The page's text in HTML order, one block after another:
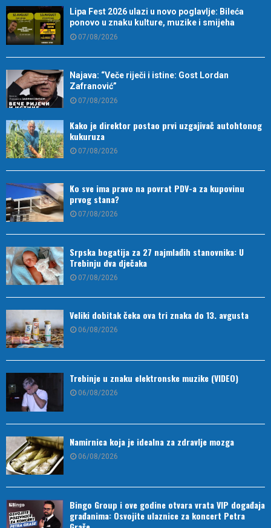
Lipa Fest 2026 ulazi u novo poglavlje: Bileća
ponovo u znaku kulture, muzike i smijeha
07/08/2026
Najava: “Veče riječi i istine: Gost Lordan
Zafranović”
07/08/2026
Kako je direktor postao prvi uzgajivač autohtonog
kukuruza
07/08/2026
Ko sve ima pravo na povrat PDV-a za kupovinu
prvog stana?
07/08/2026
Srpska bogatija za 27 najmlađih stanovnika: U
Trebinju dva dječaka
07/08/2026
Veliki dobitak čeka ova tri znaka do 13. avgusta
06/08/2026
Trebinje u znaku elektronske muzike (VIDEO)
06/08/2026
Namirnica koja je idealna za zdravlje mozga
06/08/2026
Bingo Group i ove godine otvara vrata VIP događaja
građanima: Osvojite ulaznice za koncert Petra